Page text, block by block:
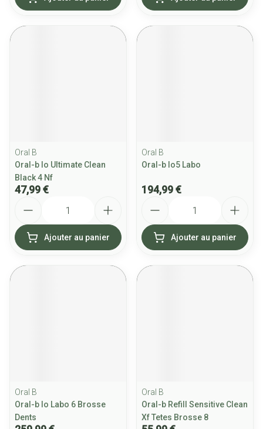
Oral B
Oral-b Io Ultimate Clean
Black 4 Nf
47,99 €
Ajouter au panier
Oral B
Oral-b Io5 Labo
194,99 €
Ajouter au panier
Oral B
Oral-b Io Labo 6 Brosse
Dents
Oral B
Oral-b Refill Sensitive Clean
Xf Tetes Brosse 8